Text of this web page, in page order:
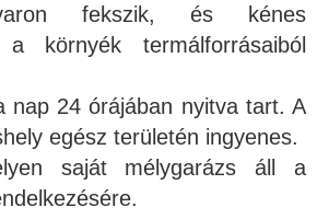
fekszik, és kénes
a környék termálforrásaiból
nap 24 órájában nyitva tart. A
egész területén ingyenes.
saját mélygarázs áll a